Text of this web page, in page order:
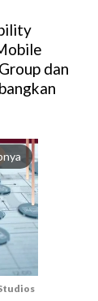
dan